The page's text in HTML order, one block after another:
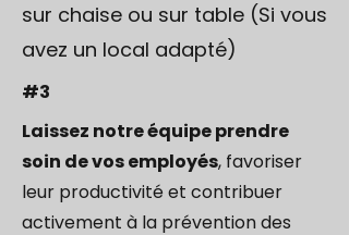
sur chaise ou sur table (Si vous
avez un local adapté)
#3
Laissez notre équipe prendre
soin de vos employés, favoriser
leur productivité et contribuer
activement à la prévention des